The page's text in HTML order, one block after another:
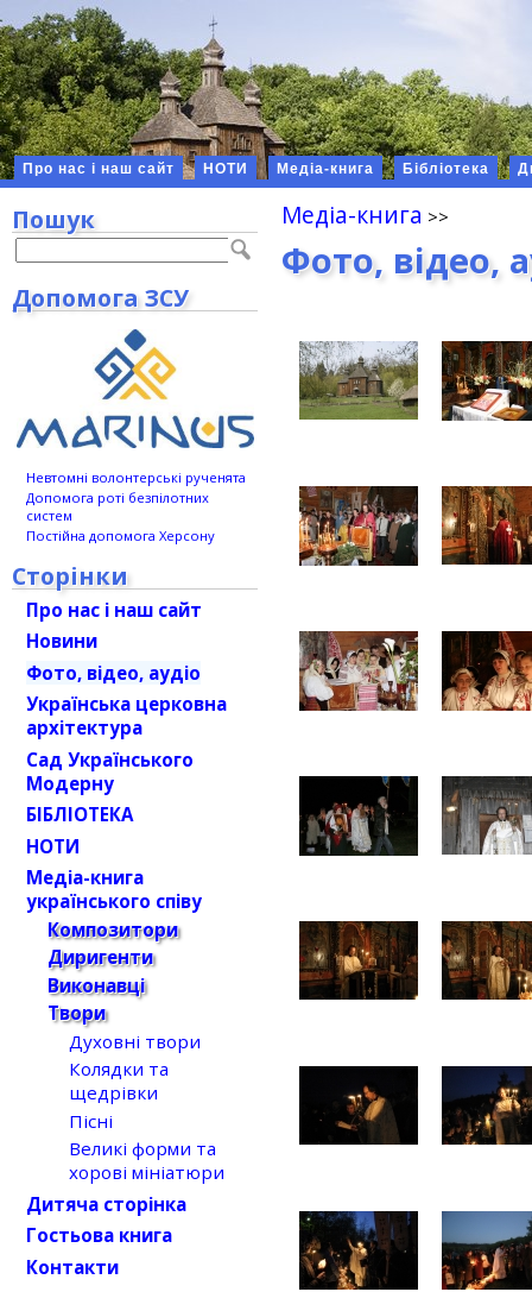
Про нас і наш сайт НОТИ Медіа-книга Бібліотека
Медіа-книга
Фото, відео,
Пошук
Допомога ЗСУ
Невтомні волонтерські рученята
Допомога роті безпілотних
систем
Постійна допомога Херсону
Сторінки
Про нас і наш сайт
Новини
Фото, відео, аудіо
Українська церковна
архітектура
Сад Українського
Модерну
БІБЛІОТЕКА
НОТИ
Медіа-книга
українського співу
Композитори
Диригенти
Виконавці
Твори
Духовні твори
Колядки та
щедрівки
Пісні
Великі форми та
хорові мініатюри
Дитяча сторінка
Гостьова книга
Контакти